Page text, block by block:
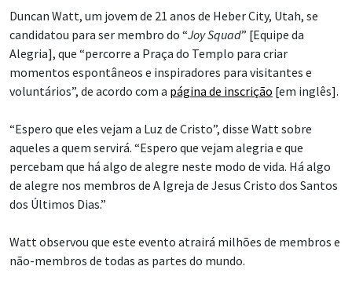
Duncan Watt, um jovem de 21 anos de Heber City, Utah, se
candidatou para ser membro do “Joy Squad” [Equipe da
Alegria], que “percorre a Praça do Templo para criar
momentos espontâneos e inspiradores para visitantes e
voluntários”, de acordo com a página de inscrição [em inglês].
“Espero que eles vejam a Luz de Cristo”, disse Watt sobre
aqueles a quem servirá. “Espero que vejam alegria e que
percebam que há algo de alegre neste modo de vida. Há algo
de alegre nos membros de A Igreja de Jesus Cristo dos Santos
dos Últimos Dias.”
Watt observou que este evento atrairá milhões de membros e
não-membros de todas as partes do mundo.